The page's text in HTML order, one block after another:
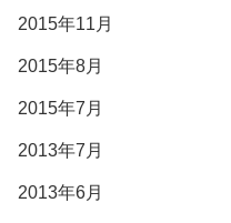
2015年11月
2015年8月
2015年7月
2013年7月
2013年6月